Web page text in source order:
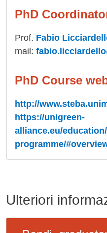
PhD
Prof. Fabio
mail:
PhD Course
http://
https://unigreen-
alliance.eu/
programme/
Ulteriori